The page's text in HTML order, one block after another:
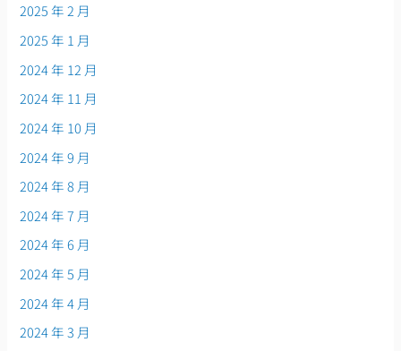
2025 年 2 月
2025 年 1 月
2024 年 12 月
2024 年 11 月
2024 年 10 月
2024 年 9 月
2024 年 8 月
2024 年 7 月
2024 年 6 月
2024 年 5 月
2024 年 4 月
2024 年 3 月